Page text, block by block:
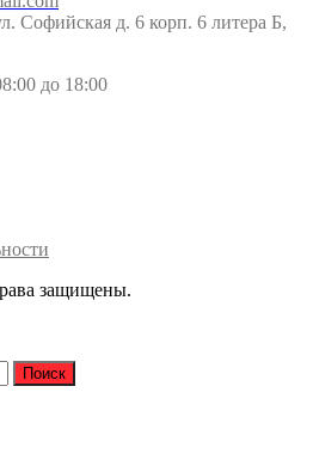
Софийская д. 6 корп. 6 литера Б,
до 18:00
защищены.
Поиск